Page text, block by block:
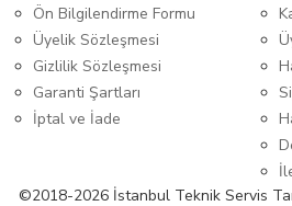
Ön Bilgilendirme Formu
Üyelik Sözleşmesi
Gizlilik Sözleşmesi
Garanti Şartları
İptal ve İade
©2018-2026 İstanbul Teknik Servis